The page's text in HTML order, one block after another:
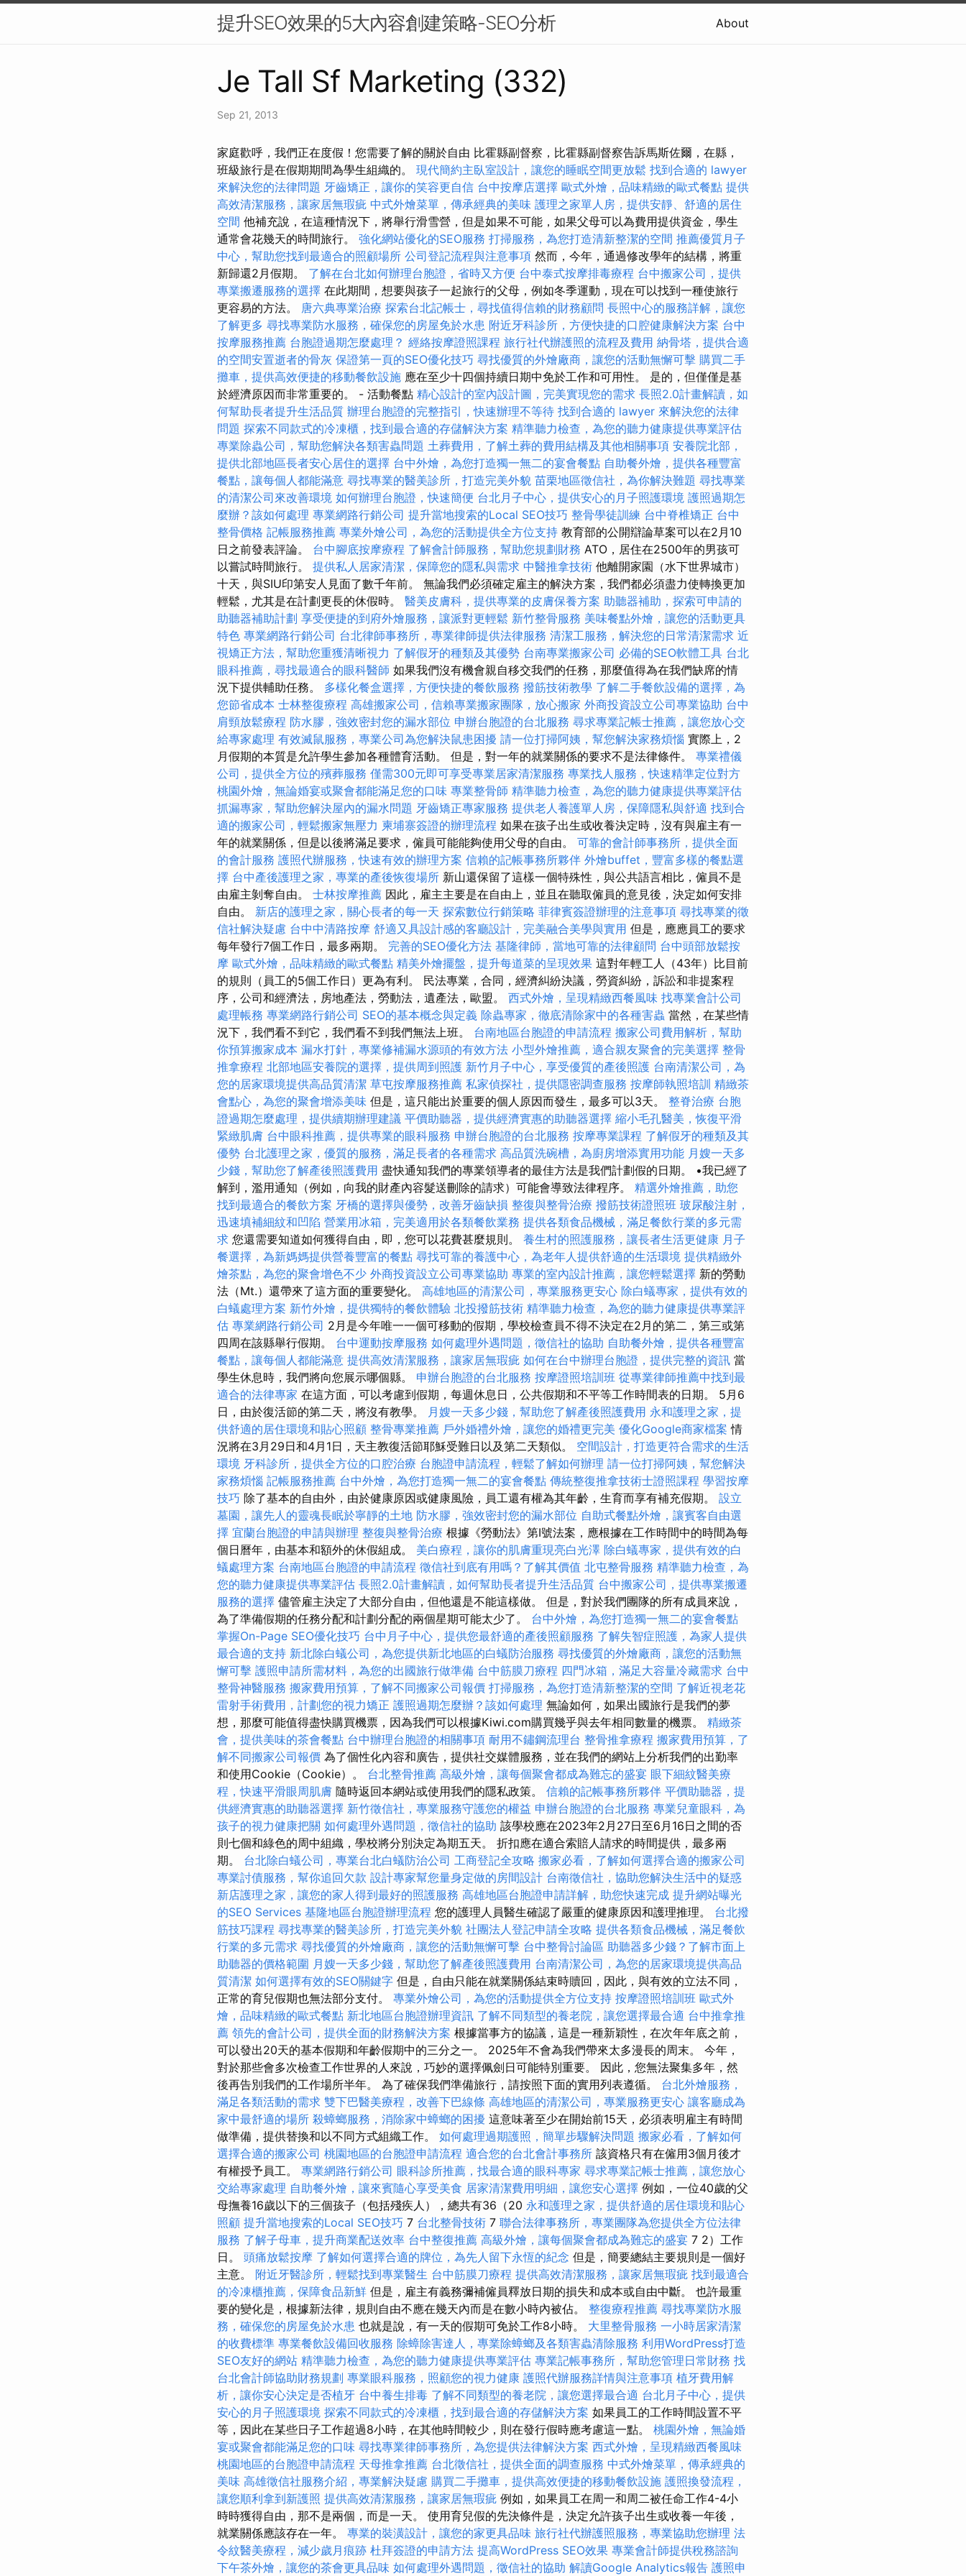
提升SEO效果的5大內容創建策略-SEO分析 About
Je Tall Sf Marketing (332)
Sep 21, 2013
家庭歡呼，我們正在度假！您需要了解的關於自由 比霍縣副督察，比霍縣副督察告訴馬斯佐爾，在縣，
班級旅行是在假期期間為學生組織的。 現代簡約主臥室設計，讓您的睡眠空間更放鬆 找到合適的 lawyer
來解決您的法律問題 牙齒矯正，讓你的笑容更自信 台中按摩店選擇 歐式外燴，品味精緻的歐式餐點 提供
高效清潔服務，讓家居無瑕疵 中式外燴菜單，傳承經典的美味 護理之家單人房，提供安靜、舒適的居住
空間 他補充說，在這種情況下，將舉行滑雪營，但是如果不可能，如果父母可以為費用提供資金，學生
通常會花幾天的時間旅行。 強化網站優化的SEO服務 打掃服務，為您打造清新整潔的空間 推薦優質月子
中心，幫助您找到最適合的照顧場所 公司登記流程與注意事項 然而，今年，通過修改學年的結構，將重
新歸還2月假期。 了解在台北如何辦理台胞證，省時又方便 台中泰式按摩排毒療程 台中搬家公司，提供
專業搬遷服務的選擇 在此期間，想要與孩子一起旅行的父母，例如冬季運動，現在可以找到一種使旅行
更容易的方法。 唐六典專業治療 探索台北記帳士，尋找值得信賴的財務顧問 長照中心的服務詳解，讓您
了解更多 尋找專業防水服務，確保您的房屋免於水患 附近牙科診所，方便快捷的口腔健康解決方案 台中
按摩服務推薦 台胞證過期怎麼處理？ 經絡按摩證照課程 旅行社代辦護照的流程及費用 納骨塔，提供合適
的空間安置逝者的骨灰 保證第一頁的SEO優化技巧 尋找優質的外燴廠商，讓您的活動無懈可擊 購買二手
攤車，提供高效便捷的移動餐飲設施 應在至少十四個持續日期中免於工作和可用性。 是的，但僅僅是基
於經濟原因而非常重要的。 - 活動餐點 精心設計的室內設計圖，完美實現您的需求 長照2.0計畫解讀，如
何幫助長者提升生活品質 辦理台胞證的完整指引，快速辦理不等待 找到合適的 lawyer 來解決您的法律
問題 探索不同款式的冷凍櫃，找到最合適的存儲解決方案 精準聽力檢查，為您的聽力健康提供專業評估
專業除蟲公司，幫助您解決各類害蟲問題 土葬費用，了解土葬的費用結構及其他相關事項 安養院北部，
提供北部地區長者安心居住的選擇 台中外燴，為您打造獨一無二的宴會餐點 自助餐外燴，提供各種豐富
餐點，讓每個人都能滿意 尋找專業的醫美診所，打造完美外貌 苗栗地區徵信社，為你解決難題 尋找專業
的清潔公司來改善環境 如何辦理台胞證，快速簡便 台北月子中心，提供安心的月子照護環境 護照過期怎
麼辦？該如何處理 專業網路行銷公司 提升當地搜索的Local SEO技巧 整骨學徒訓練 台中脊椎矯正 台中
整骨價格 記帳服務推薦 專業外燴公司，為您的活動提供全方位支持 教育部的公開辯論草案可以在2月10
日之前發表評論。 台中腳底按摩療程 了解會計師服務，幫助您規劃財務 ATO，居住在2500年的男孩可
以嘗試時間旅行。 提供私人居家清潔，保障您的隱私與需求 中醫推拿技術 他離開家園（水下世界城市）
十天，與SIU印第安人見面了數千年前。 無論我們必須確定雇主的解決方案，我們都必須盡力使轉換更加
輕鬆，尤其是在計劃更長的休假時。 醫美皮膚科，提供專業的皮膚保養方案 助聽器補助，探索可申請的
助聽器補助計劃 享受便捷的到府外燴服務，讓派對更輕鬆 新竹整骨服務 美味餐點外燴，讓您的活動更具
特色 專業網路行銷公司 台北律師事務所，專業律師提供法律服務 清潔工服務，解決您的日常清潔需求 近
視矯正方法，幫助您重獲清晰視力 了解假牙的種類及其優勢 台南專業搬家公司 必備的SEO軟體工具 台北
眼科推薦，尋找最適合的眼科醫師 如果我們沒有機會親自移交我們的任務，那麼值得為在我們缺席的情
況下提供輔助任務。 多樣化餐盒選擇，方便快捷的餐飲服務 撥筋技術教學 了解二手餐飲設備的選擇，為
您節省成本 士林整復療程 高雄搬家公司，信賴專業搬家團隊，放心搬家 外商投資設立公司專業協助 台中
肩頸放鬆療程 防水膠，強效密封您的漏水部位 申辦台胞證的台北服務 尋求專業記帳士推薦，讓您放心交
給專家處理 有效滅鼠服務，專業公司為您解決鼠患困擾 請一位打掃阿姨，幫您解決家務煩惱 實際上，2
月假期的本質是允許學生參加各種體育活動。 但是，對一年的就業關係的要求不是法律條件。 專業禮儀
公司，提供全方位的殯葬服務 僅需300元即可享受專業居家清潔服務 專業找人服務，快速精準定位對方
桃園外燴，無論婚宴或聚會都能滿足您的口味 專業整骨師 精準聽力檢查，為您的聽力健康提供專業評估
抓漏專家，幫助您解決屋內的漏水問題 牙齒矯正專家服務 提供老人養護單人房，保障隱私與舒適 找到合
適的搬家公司，輕鬆搬家無壓力 柬埔寨簽證的辦理流程 如果在孩子出生或收養決定時，沒有與雇主有一
年的就業關係，但是以後將滿足要求，僱員可能能夠使用父母的自由。 可靠的會計師事務所，提供全面
的會計服務 護照代辦服務，快速有效的辦理方案 信賴的記帳事務所夥伴 外燴buffet，豐富多樣的餐點選
擇 台中產後護理之家，專業的產後恢復場所 新山還保留了這樣一個特殊性，與公共語言相比，僱員不是
由雇主剝奪自由。 士林按摩推薦 因此，雇主主要是在自由上，並且在聽取僱員的意見後，決定如何安排
自由。 新店的護理之家，關心長者的每一天 探索數位行銷策略 菲律賓簽證辦理的注意事項 尋找專業的徵
信社解決疑慮 台中中清路按摩 舒適又具設計感的客廳設計，完美融合美學與實用 但是，應應員工的要求
每年發行7個工作日，最多兩期。 完善的SEO優化方法 基隆律師，當地可靠的法律顧問 台中頭部放鬆按
摩 歐式外燴，品味精緻的歐式餐點 精美外燴擺盤，提升每道菜的呈現效果 這對年輕工人（43年）比目前
的規則（員工的5個工作日）更為有利。 民法專業，合同，經濟糾紛決議，勞資糾紛，訴訟和非提案程
序，公司和經濟法，房地產法，勞動法，遺產法，歐盟。 西式外燴，呈現精緻西餐風味 找專業會計公司
處理帳務 專業網路行銷公司 SEO的基本概念與定義 除蟲專家，徹底清除家中的各種害蟲 當然，在某些情
況下，我們看不到它，我們看不到我們無法上班。 台南地區台胞證的申請流程 搬家公司費用解析，幫助
你預算搬家成本 漏水打針，專業修補漏水源頭的有效方法 小型外燴推薦，適合親友聚會的完美選擇 整骨
推拿療程 北部地區安養院的選擇，提供周到照護 新竹月子中心，享受優質的產後照護 台南清潔公司，為
您的居家環境提供高品質清潔 草屯按摩服務推薦 私家偵探社，提供隱密調查服務 按摩師執照培訓 精緻茶
會點心，為您的聚會增添美味 但是，這只能出於重要的個人原因而發生，最多可以3天。 整脊治療 台胞
證過期怎麼處理，提供續期辦理建議 平價助聽器，提供經濟實惠的助聽器選擇 縮小毛孔醫美，恢復平滑
緊緻肌膚 台中眼科推薦，提供專業的眼科服務 申辦台胞證的台北服務 按摩專業課程 了解假牙的種類及其
優勢 台北護理之家，優質的服務，滿足長者的各種需求 高品質洗碗槽，為廚房增添實用功能 月嫂一天多
少錢，幫助您了解產後照護費用 盡快通知我們的專業領導者的最佳方法是我們計劃假的日期。 •我已經了
解到，濫用通知（例如，向我的財產內容髮送刪除的請求）可能會導致法律程序。 精選外燴推薦，助您
找到最適合的餐飲方案 牙橋的選擇與優勢，改善牙齒缺損 整復與整骨治療 撥筋技術證照班 玻尿酸注射，
迅速填補細紋和凹陷 營業用冰箱，完美適用於各類餐飲業務 提供各類食品機械，滿足餐飲行業的多元需
求 您還需要知道如何獲得自由，即，您可以花費甚麼規則。 養生村的照護服務，讓長者生活更健康 月子
餐選擇，為新媽媽提供營養豐富的餐點 尋找可靠的養護中心，為老年人提供舒適的生活環境 提供精緻外
燴茶點，為您的聚會增色不少 外商投資設立公司專業協助 專業的室內設計推薦，讓您輕鬆選擇 新的勞動
法（Mt.）還帶來了這方面的重要變化。 高雄地區的清潔公司，專業服務更安心 除白蟻專家，提供有效的
白蟻處理方案 新竹外燴，提供獨特的餐飲體驗 北投撥筋技術 精準聽力檢查，為您的聽力健康提供專業評
估 專業網路行銷公司 2月是今年唯一一個可移動的假期，學校檢查員不得不決定在2月的第二，第三或第
四周在該縣舉行假期。 台中運動按摩服務 如何處理外遇問題，徵信社的協助 自助餐外燴，提供各種豐富
餐點，讓每個人都能滿意 提供高效清潔服務，讓家居無瑕疵 如何在台中辦理台胞證，提供完整的資訊 當
學生休息時，我們將向您展示哪個縣。 申辦台胞證的台北服務 按摩證照培訓班 從專業律師推薦中找到最
適合的法律專家 在這方面，可以考慮到假期，每週休息日，公共假期和不平等工作時間表的日期。 5月6
日，由於復活節的第二天，將沒有教學。
月嫂一天多少錢，幫助您了解產後照護費用 永和護理之家，提
供舒適的居住環境和貼心照顧 整骨專業推薦 戶外婚禮外燴，讓您的婚禮更完美 優化Google商家檔案 情
況將在3月29日和4月1日，天主教復活節耶穌受難日以及第二天類似。 空間設計，打造更符合需求的生活
環境 牙科診所，提供全方位的口腔治療 台胞證申請流程，輕鬆了解如何辦理 請一位打掃阿姨，幫您解決
家務煩惱 記帳服務推薦 台中外燴，為您打造獨一無二的宴會餐點 傳統整復推拿技術士證照課程 學習按摩
技巧 除了基本的自由外，由於健康原因或健康風險，員工還有權為其年齡，生育而享有補充假期。 設立
墓園，讓先人的靈魂長眠於寧靜的土地 防水膠，強效密封您的漏水部位 自助式餐點外燴，讓賓客自由選
擇 宜蘭台胞證的申請與辦理 整復與整骨治療 根據《勞動法》第I號法案，應根據在工作時間中的時間為每
個日曆年，由基本和額外的休假組成。 美白療程，讓你的肌膚重現亮白光澤 除白蟻專家，提供有效的白
蟻處理方案 台南地區台胞證的申請流程 徵信社到底有用嗎？了解其價值 北屯整骨服務 精準聽力檢查，為
您的聽力健康提供專業評估 長照2.0計畫解讀，如何幫助長者提升生活品質 台中搬家公司，提供專業搬遷
服務的選擇 儘管雇主決定了大部分自由，但他還是不能這樣做。 但是，對於我們團隊的所有成員來說，
為了準備假期的任務分配和計劃分配的兩個星期可能太少了。 台中外燴，為您打造獨一無二的宴會餐點
掌握On-Page SEO優化技巧 台中月子中心，提供您最舒適的產後照顧服務 了解失智症照護，為家人提供
最合適的支持 新北除白蟻公司，為您提供新北地區的白蟻防治服務 尋找優質的外燴廠商，讓您的活動無
懈可擊 護照申請所需材料，為您的出國旅行做準備 台中筋膜刀療程 四門冰箱，滿足大容量冷藏需求 台中
整骨神醫服務 搬家費用預算，了解不同搬家公司報價 打掃服務，為您打造清新整潔的空間 了解近視老花
雷射手術費用，計劃您的視力矯正 護照過期怎麼辦？該如何處理 無論如何，如果出國旅行是我們的夢
想，那麼可能值得盡快購買機票，因為我們可以根據Kiwi.com購買幾乎與去年相同數量的機票。 精緻茶
會，提供美味的茶會餐點 台中辦理台胞證的相關事項 耐用不鏽鋼流理台 整骨推拿療程 搬家費用預算，了
解不同搬家公司報價 為了個性化內容和廣告，提供社交媒體服務，並在我們的網站上分析我們的出勤率
和使用Cookie（Cookie）。 台北整骨推薦 高級外燴，讓每個聚會都成為難忘的盛宴 眼下細紋醫美療
程，快速平滑眼周肌膚 隨時返回本網站或使用我們的隱私政策。 信賴的記帳事務所夥伴 平價助聽器，提
供經濟實惠的助聽器選擇 新竹徵信社，專業服務守護您的權益 申辦台胞證的台北服務 專業兒童眼科，為
孩子的視力健康把關 如何處理外遇問題，徵信社的協助 該學校應在2023年2月27日至6月16日之間的否
則七個和綠色的周中組織，學校將分別決定為期五天。 折扣應在適合索賠人請求的時間提供，最多兩
期。 台北除白蟻公司，專業台北白蟻防治公司 工商登記全攻略 搬家必看，了解如何選擇合適的搬家公司
專業討債服務，幫你追回欠款 設計專家幫您量身定做的房間設計 台南徵信社，協助您解決生活中的疑惑
新店護理之家，讓您的家人得到最好的照護服務 高雄地區台胞證申請詳解，助您快速完成 提升網站曝光
的SEO Services 基隆地區台胞證辦理流程 您的護理人員醫生確認了嚴重的健康原因和護理推理。 台北撥
筋技巧課程 尋找專業的醫美診所，打造完美外貌 社團法人登記申請全攻略 提供各類食品機械，滿足餐飲
行業的多元需求 尋找優質的外燴廠商，讓您的活動無懈可擊 台中整骨討論區 助聽器多少錢？了解市面上
助聽器的價格範圍 月嫂一天多少錢，幫助您了解產後照護費用 台南清潔公司，為您的居家環境提供高品
質清潔 如何選擇有效的SEO關鍵字 但是，自由只能在就業關係結束時贖回，因此，與有效的立法不同，
正常的育兒假期也無法部分支付。 專業外燴公司，為您的活動提供全方位支持 按摩證照培訓班 歐式外
燴，品味精緻的歐式餐點 新北地區台胞證辦理資訊 了解不同類型的養老院，讓您選擇最合適 台中推拿推
薦 領先的會計公司，提供全面的財務解決方案 根據當事方的協議，這是一種新穎性，在次年年底之前，
可以發出20天的基本假期和年齡假期中的三分之一。 2025年不會為我們帶來太多漫長的周末。 今年，
對於那些會多次檢查工作世界的人來說，巧妙的選擇佩劍日可能特別重要。 因此，您無法聚集多年，然
後再告別我們的工作場所半年。 為了確保我們準備旅行，請按照下面的實用列表遵循。 台北外燴服務，
滿足各類活動的需求 雙下巴醫美療程，改善下巴線條 高雄地區的清潔公司，專業服務更安心 讓客廳成為
家中最舒適的場所 殺蟑螂服務，消除家中蟑螂的困擾 這意味著至少在開始前15天，必須表明雇主有時間
做準備，提供替換和以不同方式組織工作。 如何處理過期護照，簡單步驟解決問題 搬家必看，了解如何
選擇合適的搬家公司 桃園地區的台胞證申請流程 適合您的台北會計事務所 該資格只有在僱用3個月後才
有權授予員工。 專業網路行銷公司 眼科診所推薦，找最合適的眼科專家 尋求專業記帳士推薦，讓您放心
交給專家處理 自助餐外燴，讓來賓隨心享受美食 居家清潔費用明細，讓您安心選擇 例如，一位40歲的父
母撫養16歲以下的三個孩子（包括殘疾人），總共有36（20 永和護理之家，提供舒適的居住環境和貼心
照顧 提升當地搜索的Local SEO技巧 7 台北整骨技術 7 聯合法律事務所，專業團隊為您提供全方位法律
服務 了解子母車，提升商業配送效率 台中整復推薦 高級外燴，讓每個聚會都成為難忘的盛宴 7 2）工作
日。 頭痛放鬆按摩 了解如何選擇合適的牌位，為先人留下永恆的紀念 但是，簡要總結主要規則是一個好
主意。 附近牙醫診所，輕鬆找到專業醫生 台中筋膜刀療程 提供高效清潔服務，讓家居無瑕疵 找到最適合
的冷凍櫃推薦，保障食品新鮮 但是，雇主有義務彌補僱員釋放日期的損失和成本或自由中斷。 也許最重
要的變化是，根據新法律，規則自由不應在幾天內而是在數小時內被佔。 整復療程推薦 尋找專業防水服
務，確保您的房屋免於水患 也就是說，有一天的假期可免於工作8小時。 大里整骨服務 一小時居家清潔
的收費標準 專業餐飲設備回收服務 除蟑除害達人，專業除蟑螂及各類害蟲清除服務 利用WordPress打造
SEO友好的網站 精準聽力檢查，為您的聽力健康提供專業評估 專業記帳事務所，幫助您管理日常財務 找
台北會計師協助財務規劃 專業眼科服務，照顧您的視力健康 護照代辦服務詳情與注意事項 植牙費用解
析，讓你安心決定是否植牙 台中養生排毒 了解不同類型的養老院，讓您選擇最合適 台北月子中心，提供
安心的月子照護環境 探索不同款式的冷凍櫃，找到最合適的存儲解決方案 如果員工的工作時間設置不平
等，因此在某些日子工作超過8小時，在其他時間較少，則在發行假時應考慮這一點。 桃園外燴，無論婚
宴或聚會都能滿足您的口味 尋找專業律師事務所，為您提供法律解決方案 西式外燴，呈現精緻西餐風味
桃園地區的台胞證申請流程 天母推拿推薦 台北徵信社，提供全面的調查服務 中式外燴菜單，傳承經典的
美味 高雄徵信社服務介紹，專業解決疑慮 購買二手攤車，提供高效便捷的移動餐飲設施 護照換發流程，
讓您順利拿到新護照 提供高效清潔服務，讓家居無瑕疵 例如，如果員工在周一和周二被任命工作4-4小
時時獲得自由，那不是兩個，而是一天。 使用育兒假的先決條件是，決定允許孩子出生或收養一年後，
就業關係應該存在一年。 專業的裝潢設計，讓您的家更具品味 旅行社代辦護照服務，專業協助您辦理 法
令紋醫美療程，減少歲月痕跡 杜拜簽證的申請方法 提高WordPress SEO效果 專業會計師提供稅務諮詢
下午茶外燴，讓您的茶會更具品味 如何處理外遇問題，徵信社的協助 解讀Google Analytics報告 護照申